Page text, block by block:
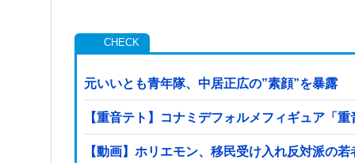
元いいとも青年隊、中居正広の”素顔”を暴露
【重音テト】コナミデフォルメフィギュア「
【動画】ホリエモン、移民受け入れ反対派の